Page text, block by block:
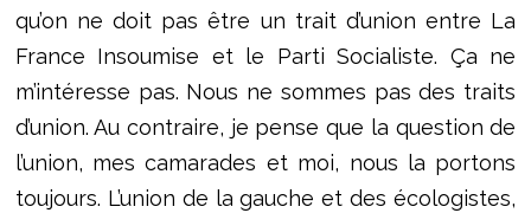
qu’on ne doit pas être un trait d’union entre La
France Insoumise et le Parti Socialiste. Ça ne
m’intéresse pas. Nous ne sommes pas des traits
d’union. Au contraire, je pense que la question de
l’union, mes camarades et moi, nous la portons
toujours. L’union de la gauche et des écologistes,